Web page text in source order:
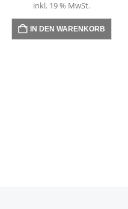
inkl. 19 % MwSt.
IN DEN WARENKORB